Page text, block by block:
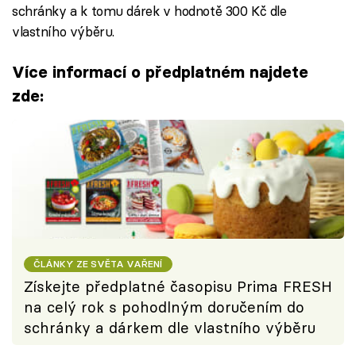
schránky a k tomu dárek v hodnotě 300 Kč dle
vlastního výběru.
Více informací o předplatném najdete
zde:
ČLÁNKY ZE SVĚTA VAŘENÍ
Získejte předplatné časopisu Prima FRESH
na celý rok s pohodlným doručením do
schránky a dárkem dle vlastního výběru